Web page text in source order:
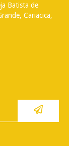
Batista de
Cariacica,